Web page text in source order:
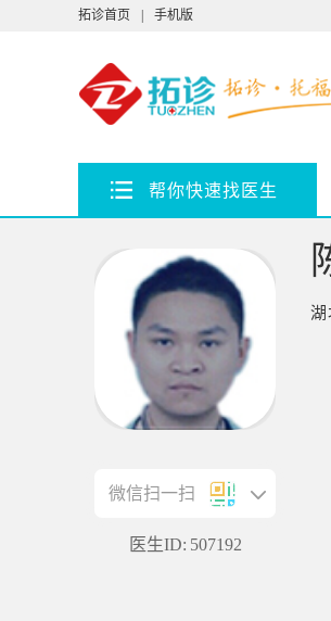
拓诊首页 手机版
帮你快速找医生
微信扫一扫
医生ID: 507192
湖